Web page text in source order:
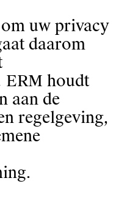
uw privacy
daarom
ERM houdt
aan de
regelgeving,